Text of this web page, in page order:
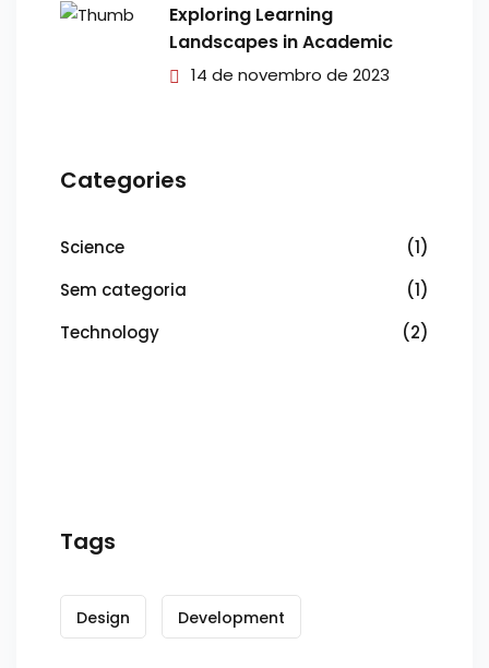
Exploring Learning
Landscapes in Academic
14 de novembro de 2023
Categories
Science
(1)
Sem categoria
(1)
Technology
(2)
Tags
Design Development